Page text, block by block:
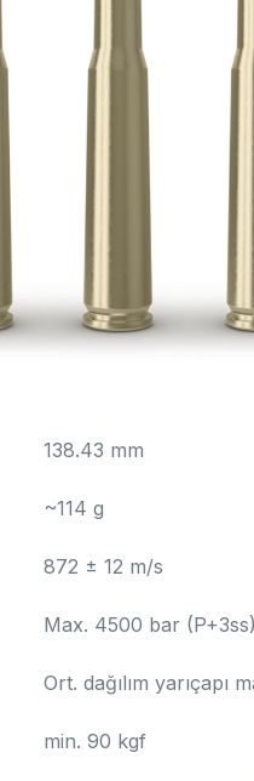
138.43 mm
~114 g
872 ± 12 m/s
Max. 4500 bar (P+3ss)
Ort. dağılım yarıçapı
min. 90 kgf